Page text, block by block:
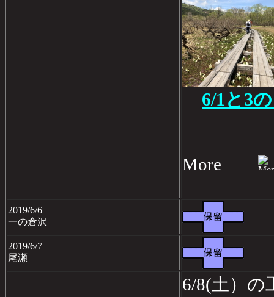
6/1と3
More
2019/6/6
一の倉沢
2019/6/7
尾瀬
6/8(土）の